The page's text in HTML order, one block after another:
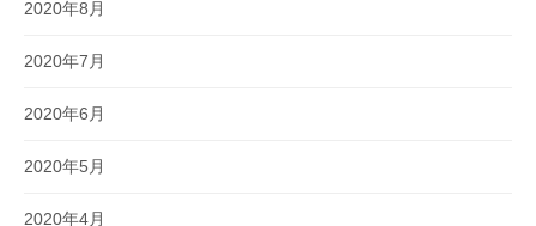
2020年8月
2020年7月
2020年6月
2020年5月
2020年4月